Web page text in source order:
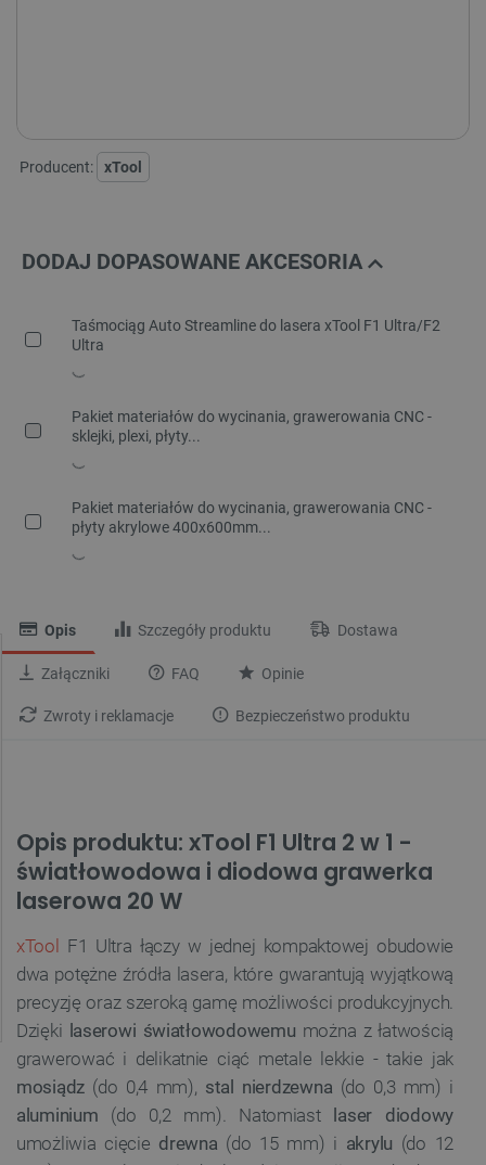
Producent: xTool
DODAJ DOPASOWANE AKCESORIA
Taśmociąg Auto Streamline do lasera xTool F1 Ultra/F2
Ultra
Pakiet materiałów do wycinania, grawerowania CNC -
sklejki, plexi, płyty...
Pakiet materiałów do wycinania, grawerowania CNC -
płyty akrylowe 400x600mm...
Opis Szczegóły produktu Dostawa
Załączniki FAQ Opinie
Zwroty i reklamacje Bezpieczeństwo produktu
Opis produktu: xTool F1 Ultra 2 w 1 -
światłowodowa i diodowa grawerka
laserowa 20 W
xTool
F1 Ultra łączy w jednej kompaktowej obudowie
dwa potężne źródła lasera, które gwarantują wyjątkową
precyzję oraz szeroką gamę możliwości produkcyjnych.
Dzięki laserowi światłowodowemu można z łatwością
grawerować i delikatnie ciąć metale lekkie - takie jak
mosiądz (do 0,4 mm), stal nierdzewna (do 0,3 mm) i
aluminium (do 0,2 mm). Natomiast
laser diodowy
umożliwia cięcie drewna (do 15 mm) i akrylu (do 12